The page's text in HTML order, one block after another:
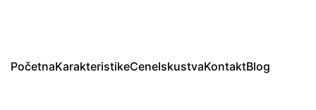
PočetnaKarakteristikeCeneIskustvaKontaktBlog